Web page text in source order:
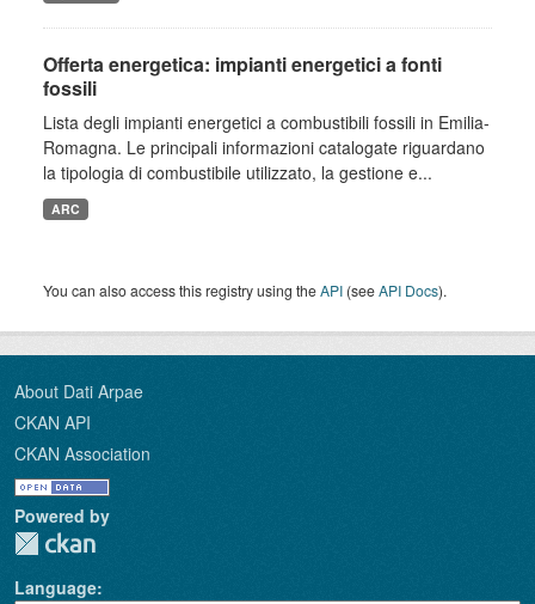
Offerta energetica: impianti energetici a fonti
fossili
Lista degli impianti energetici a combustibili fossili in Emilia-
Romagna. Le principali informazioni catalogate riguardano
la tipologia di combustibile utilizzato, la gestione e...
ARC
You can also access this registry using theAPI (seeAPI Docs).
About Dati Arpae
CKAN API
CKAN Association
Powered by
Language